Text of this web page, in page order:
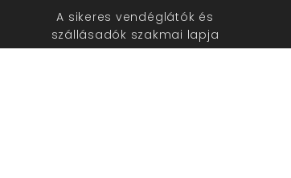
A sikeres vendéglátók és
szállásadók szakmai lapja